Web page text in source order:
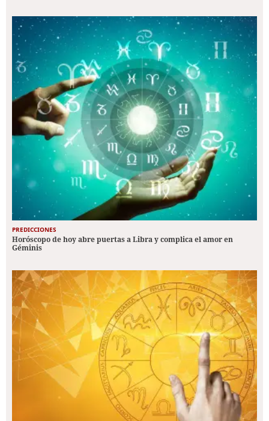
PREDICCIONES
Horóscopo de hoy abre puertas a Libra y complica el amor en
Géminis